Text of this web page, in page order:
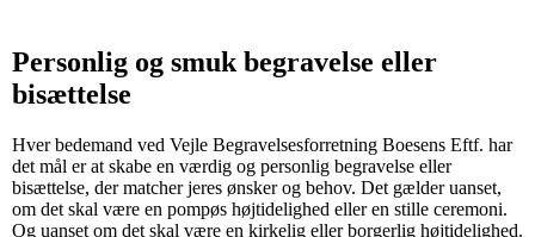
Personlig og smuk begravelse eller
bisættelse
Hver bedemand ved Vejle Begravelsesforretning Boesens Eftf. har
det mål er at skabe en værdig og personlig begravelse eller
bisættelse, der matcher jeres ønsker og behov. Det gælder uanset,
om det skal være en pompøs højtidelighed eller en stille ceremoni.
Og uanset om det skal være en kirkelig eller borgerlig højtidelighed.